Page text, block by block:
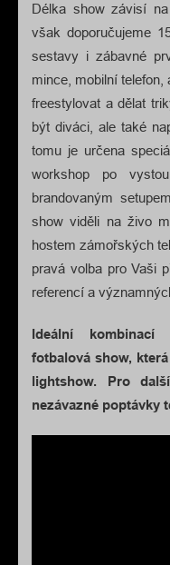
Délka show závisí
však doporučujeme
sestavy i zábavné
mince, mobilní
freestylovat a dělat
být diváci, ale také
tomu je určena
workshop po
brandovaným
show viděli na živo
hostem zámořských
pravá volba pro Vaši
referencí a
Ideální
fotbalová show,
lightshow. Pro
nezávazné poptávky